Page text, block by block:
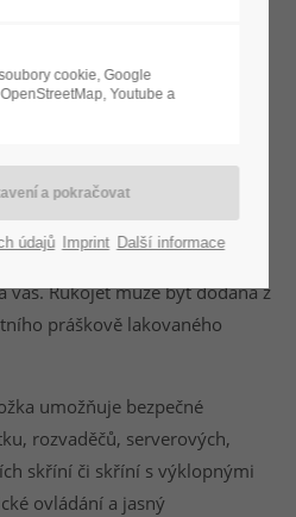
v průmyslových a
se jedná o dílny, sklady,
sportovní zařízení, stal se
uzamyká kovové skříně.
k dispozici v mnoha různých
přizpůsobit celkovému
jasnému tvaru bez
Oválné, kulaté nebo
vás. Rukojeť může být dodána z
práškově lakovaného
umožňuje bezpečné
rozvaděčů, serverových,
skříní či skříní s výklopnými
ovládání a jasný
cookie, Google
Youtube a
údajů Imprint Další informace